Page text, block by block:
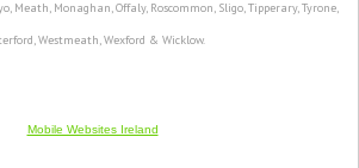
Meath, Monaghan, Offaly, Roscommon, Sligo, Tipperary, Tyrone,
Westmeath, Wexford & Wicklow.
Mobile Websites Ireland